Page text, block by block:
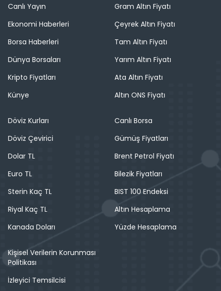
Canlı Yayın
Ekonomi Haberleri
Borsa Haberleri
Dünya Borsaları
Kripto Fiyatları
Künye
Gram Altın Fiyatı
Çeyrek Altın Fiyatı
Tam Altın Fiyatı
Yarım Altın Fiyatı
Ata Altın Fiyatı
Altın ONS Fiyatı
Döviz Kurları
Döviz Çevirici
Dolar TL
Euro TL
Sterin Kaç TL
Riyal Kaç TL
Kanada Doları
Canlı Borsa
Gümüş Fiyatları
Brent Petrol Fiyatı
Bilezik Fiyatları
BIST 100 Endeksi
Altın Hesaplama
Yüzde Hesaplama
Kişisel Verilerin Korunması
Politikası
İzleyici Temsilcisi